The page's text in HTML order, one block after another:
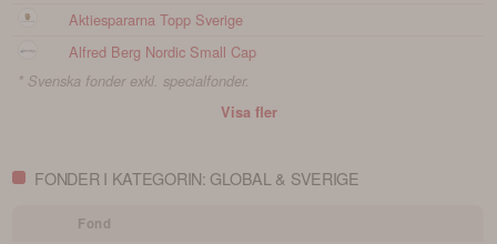
Aktiespararna Topp Sverige
Alfred Berg Nordic Small Cap
* Svenska fonder exkl. specialfonder.
Visa fler
FONDER I KATEGORIN: GLOBAL & SVERIGE
Fond